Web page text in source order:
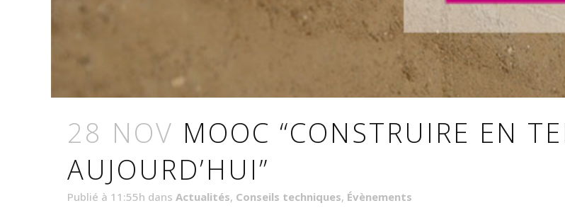
28 NOV MOOC “CONSTRUIRE EN
AUJOURD’HUI”
Publié à 11:55h dans Actualités, Conseils techniques, Évènements